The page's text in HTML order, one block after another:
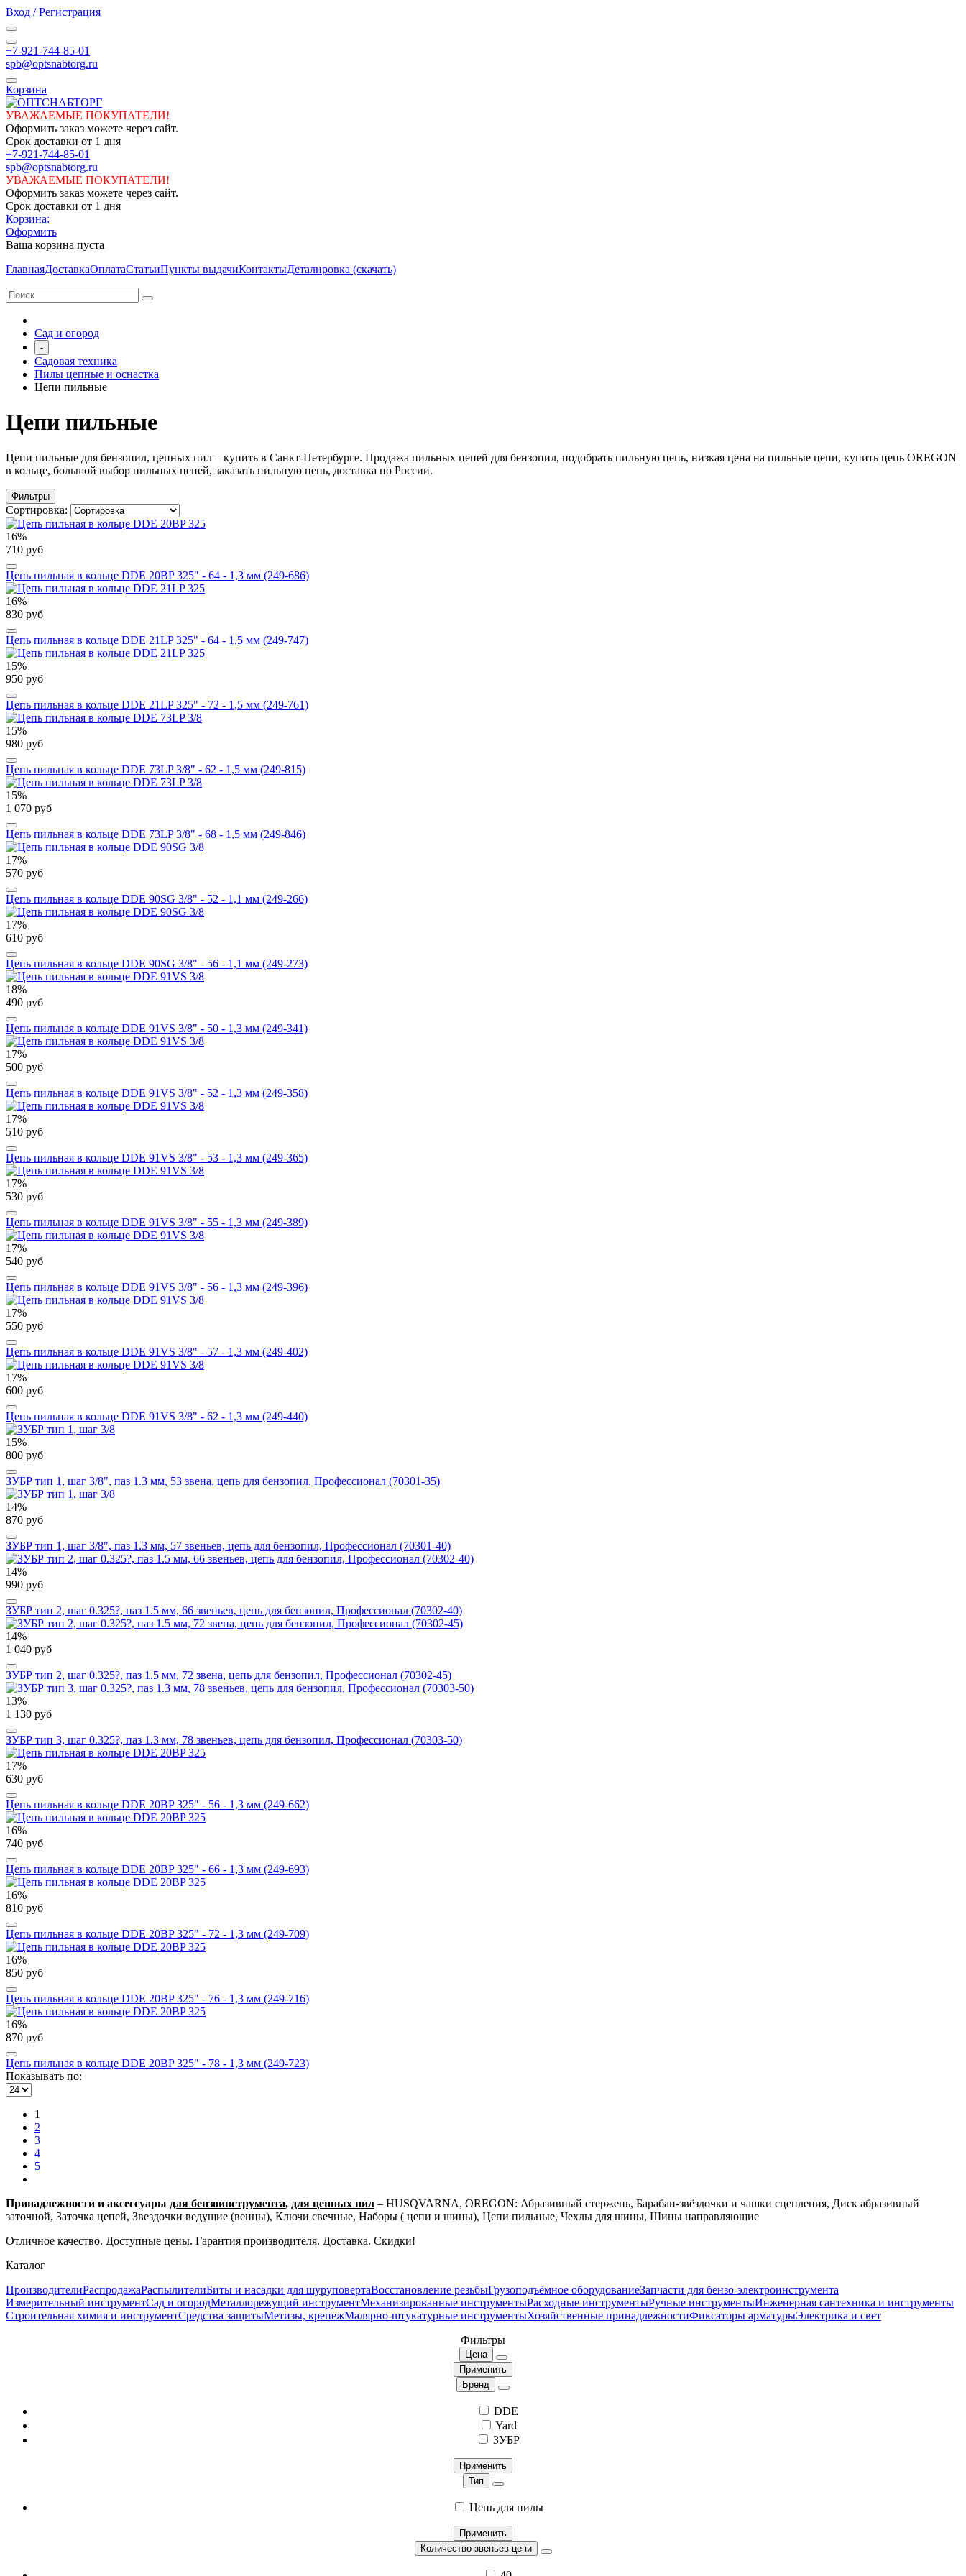
Вход / Регистрация
+7-921-744-85-01
spb@optsnabtorg.ru
Корзина
УВАЖАЕМЫЕ ПОКУПАТЕЛИ!
Оформить заказ можете через сайт.
Срок доставки от 1 дня
+7-921-744-85-01
spb@optsnabtorg.ru
УВАЖАЕМЫЕ ПОКУПАТЕЛИ!
Оформить заказ можете через сайт.
Срок доставки от 1 дня
Корзина:
Оформить
Ваша корзина пуста
ГлавнаяДоставкаОплатаСтатьиПункты выдачиКонтактыДеталировка (скачать)
Сад и огород
-
Садовая техника
Пилы цепные и оснастка
Цепи пильные
Цепи пильные
Цепи пильные для бензопил, цепных пил – купить в Санкт-Петербурге. Продажа пильных цепей для бензопил, подобрать пильную цепь, низкая цена на пильные цепи, купить цепь OREGON
в кольце, большой выбор пильных цепей, заказать пильную цепь, доставка по России.
Фильтры
Сортировка:
16%
710 руб
Цепь пильная в кольце DDE 20BP 325" - 64 - 1,3 мм (249-686)
16%
830 руб
Цепь пильная в кольце DDE 21LP 325" - 64 - 1,5 мм (249-747)
15%
950 руб
Цепь пильная в кольце DDE 21LP 325" - 72 - 1,5 мм (249-761)
15%
980 руб
Цепь пильная в кольце DDE 73LP 3/8" - 62 - 1,5 мм (249-815)
15%
1 070 руб
Цепь пильная в кольце DDE 73LP 3/8" - 68 - 1,5 мм (249-846)
17%
570 руб
Цепь пильная в кольце DDE 90SG 3/8" - 52 - 1,1 мм (249-266)
17%
610 руб
Цепь пильная в кольце DDE 90SG 3/8" - 56 - 1,1 мм (249-273)
18%
490 руб
Цепь пильная в кольце DDE 91VS 3/8" - 50 - 1,3 мм (249-341)
17%
500 руб
Цепь пильная в кольце DDE 91VS 3/8" - 52 - 1,3 мм (249-358)
17%
510 руб
Цепь пильная в кольце DDE 91VS 3/8" - 53 - 1,3 мм (249-365)
17%
530 руб
Цепь пильная в кольце DDE 91VS 3/8" - 55 - 1,3 мм (249-389)
17%
540 руб
Цепь пильная в кольце DDE 91VS 3/8" - 56 - 1,3 мм (249-396)
17%
550 руб
Цепь пильная в кольце DDE 91VS 3/8" - 57 - 1,3 мм (249-402)
17%
600 руб
Цепь пильная в кольце DDE 91VS 3/8" - 62 - 1,3 мм (249-440)
15%
800 руб
ЗУБР тип 1, шаг 3/8", паз 1.3 мм, 53 звена, цепь для бензопил, Профессионал (70301-35)
14%
870 руб
ЗУБР тип 1, шаг 3/8", паз 1.3 мм, 57 звеньев, цепь для бензопил, Профессионал (70301-40)
14%
990 руб
ЗУБР тип 2, шаг 0.325?, паз 1.5 мм, 66 звеньев, цепь для бензопил, Профессионал (70302-40)
14%
1 040 руб
ЗУБР тип 2, шаг 0.325?, паз 1.5 мм, 72 звена, цепь для бензопил, Профессионал (70302-45)
13%
1 130 руб
ЗУБР тип 3, шаг 0.325?, паз 1.3 мм, 78 звеньев, цепь для бензопил, Профессионал (70303-50)
17%
630 руб
Цепь пильная в кольце DDE 20BP 325" - 56 - 1,3 мм (249-662)
16%
740 руб
Цепь пильная в кольце DDE 20BP 325" - 66 - 1,3 мм (249-693)
16%
810 руб
Цепь пильная в кольце DDE 20BP 325" - 72 - 1,3 мм (249-709)
16%
850 руб
Цепь пильная в кольце DDE 20BP 325" - 76 - 1,3 мм (249-716)
16%
870 руб
Цепь пильная в кольце DDE 20BP 325" - 78 - 1,3 мм (249-723)
Показывать по:
1
2
3
4
5
Принадлежности и аксессуары для бензоинструмента, для цепных пил – HUSQVARNA, OREGON: Абразивный стержень, Барабан-звёздочки и чашки сцепления, Диск абразивный
заточной, Заточка цепей, Звездочки ведущие (венцы), Ключи свечные, Наборы ( цепи и шины), Цепи пильные, Чехлы для шины, Шины направляющие
Отличное качество. Доступные цены. Гарантия производителя. Доставка. Скидки!
Каталог
ПроизводителиРаспродажаРаспылителиБиты и насадки для шуруповертаВосстановление резьбыГрузоподъёмное оборудованиеЗапчасти для бензо-электроинструмента
Измерительный инструментСад и огородМеталлорежущий инструментМеханизированные инструментыРасходные инструментыРучные инструментыИнженерная сантехника и инструменты
Строительная химия и инструментСредства защитыМетизы, крепежМалярно-штукатурные инструментыХозяйственные принадлежностиФиксаторы арматурыЭлектрика и свет
Фильтры
Цена
Применить
Бренд
DDE
Yard
ЗУБР
Применить
Тип
Цепь для пилы
Применить
Количество звеньев цепи